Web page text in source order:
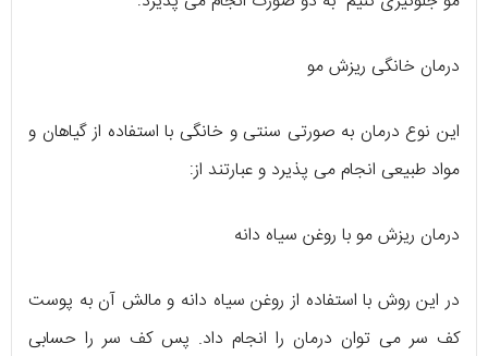
درمان خانگی ریزش مو
این نوع درمان به صورتی سنتی و خانگی با استفاده از گیاهان و
مواد طبیعی انجام می پذیرد و عبارتند از:
درمان ریزش مو با روغن سیاه دانه
در این روش با استفاده از روغن سیاه دانه و مالش آن به پوست
کف سر می توان درمان را انجام داد. پس کف سر را حسابی